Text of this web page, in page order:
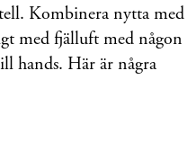
Kombinera nytta med
med fjälluft med någon
hands. Här är några